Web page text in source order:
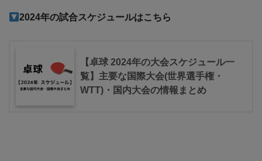
2024年の試合スケジュールはこちら
【卓球 2024年の大会スケジュール一
覧】主要な国際大会(世界選手権・
WTT)・国内大会の情報まとめ